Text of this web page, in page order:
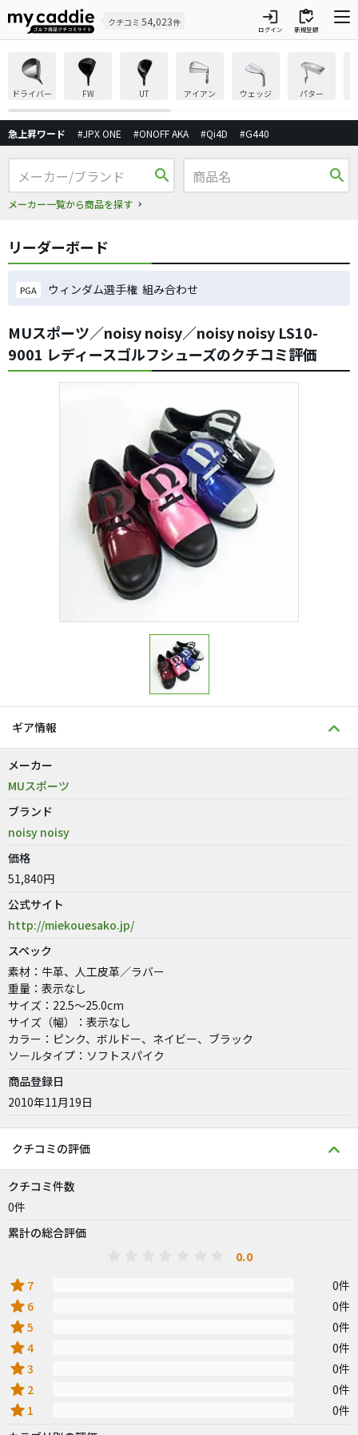
クチコミ 54,023件 login
ログイン
inventory
新規登録
ドライバー FW UT アイアン ウェッジ パター
急上昇ワード #JPX ONE #ONOFF AKA #Qi4D #G440
search
メーカー一覧から商品を探す
search
リーダーボード
PGA ウィンダム選手権 組み合わせ
MUスポーツ／noisy noisy／noisy noisy LS10-
9001 レディースゴルフシューズのクチコミ評価
ギア情報
メーカー
MUスポーツ
ブランド
noisy noisy
価格
51,840円
公式サイト
http://miekouesako.jp/
スペック
素材：牛革、人工皮革／ラバー
重量：表示なし
サイズ：22.5〜25.0cm
サイズ（幅）：表示なし
カラー：ピンク、ボルドー、ネイビー、ブラック
ソールタイプ：ソフトスパイク
商品登録日
2010年11月19日
クチコミの評価
クチコミ件数
0件
累計の総合評価
0.0
star 7 0件
star 6 0件
star5 0件
star4 0件
star3 0件
star 2 0件
star 1
0件